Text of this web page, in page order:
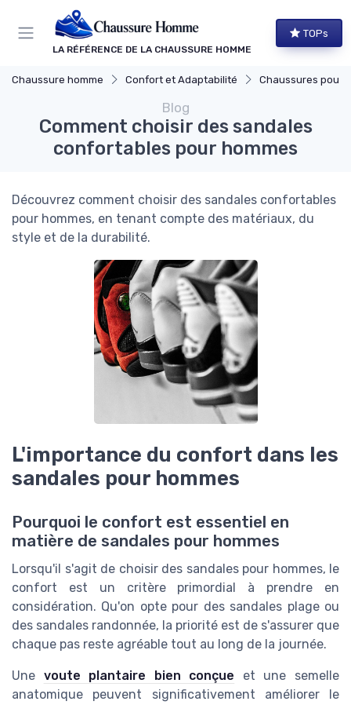
LA RÉFÉRENCE DE LA CHAUSSURE HOMME
TOPs
Chaussure homme Confort et Adaptabilité Chaussures pour Pieds
Blog
Comment choisir des sandales
confortables pour hommes
Découvrez comment choisir des sandales confortables
pour hommes, en tenant compte des matériaux, du
style et de la durabilité.
L'importance du confort dans les
sandales pour hommes
Pourquoi le confort est essentiel en
matière de sandales pour hommes
Lorsqu'il s'agit de choisir des sandales pour hommes, le
confort est un critère primordial à prendre en
considération. Qu'on opte pour des sandales plage ou
des sandales randonnée, la priorité est de s'assurer que
chaque pas reste agréable tout au long de la journée.
Une voute plantaire bien conçue et une semelle
anatomique peuvent significativement améliorer le
Panneau de gestion des cookies